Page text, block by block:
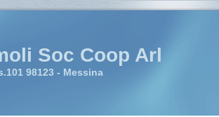
Soc Coop Arl
98123 - Messina